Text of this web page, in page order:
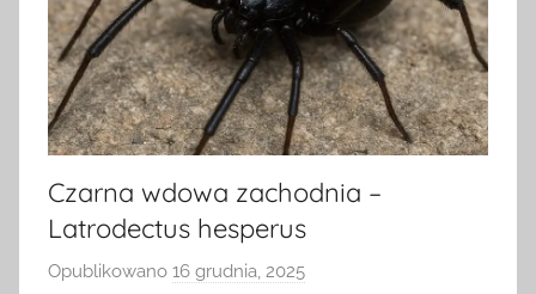
Czarna wdowa zachodnia –
Latrodectus hesperus
Opublikowano 16 grudnia, 2025